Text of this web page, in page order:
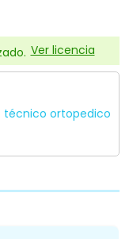
Ver licencia
técnico ortopedico